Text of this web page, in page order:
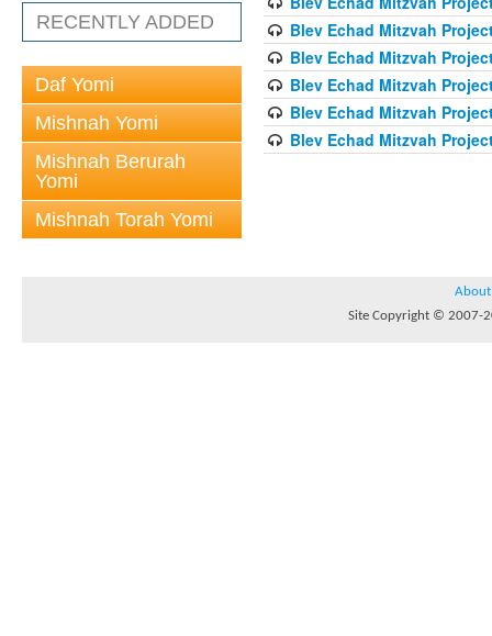
RECENTLY ADDED
Daf Yomi
Mishnah Yomi
Mishnah Berurah
Yomi
Mishnah Torah Yomi
Blev Echad Mitzvah
Blev Echad Mitzvah
Blev Echad Mitzvah
Blev Echad Mitzvah
Blev Echad Mitzvah
About
Site Copyright © 2007-